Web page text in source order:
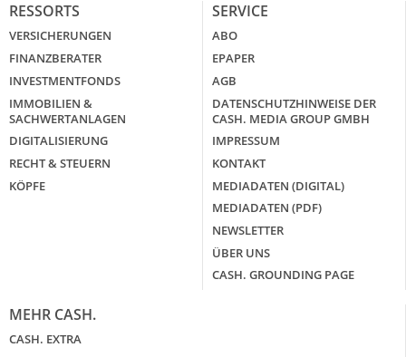
RESSORTS
VERSICHERUNGEN
FINANZBERATER
INVESTMENTFONDS
IMMOBILIEN &
SACHWERTANLAGEN
DIGITALISIERUNG
RECHT & STEUERN
KÖPFE
SERVICE
ABO
EPAPER
AGB
DATENSCHUTZHINWEISE DER
CASH. MEDIA GROUP GMBH
IMPRESSUM
KONTAKT
MEDIADATEN (DIGITAL)
MEDIADATEN (PDF)
NEWSLETTER
ÜBER UNS
CASH. GROUNDING PAGE
MEHR CASH.
CASH. EXTRA